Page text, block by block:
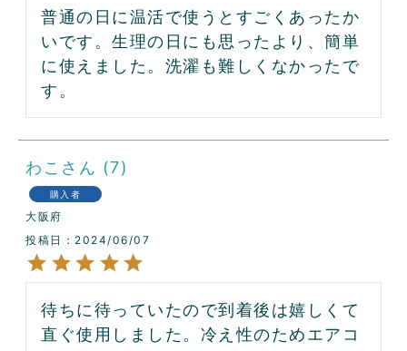
普通の日に温活で使うとすごくあったか
いです。生理の日にも思ったより、簡単
に使えました。洗濯も難しくなかったで
す。
わこ 7
購入者
大阪府
投稿日
2024/06/07
待ちに待っていたので到着後は嬉しくて
直ぐ使用しました。冷え性のためエアコ